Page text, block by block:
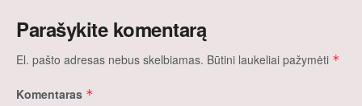
Parašykite komentarą
El. pašto adresas nebus skelbiamas. Būtini laukeliai pažymėti *
Komentaras *